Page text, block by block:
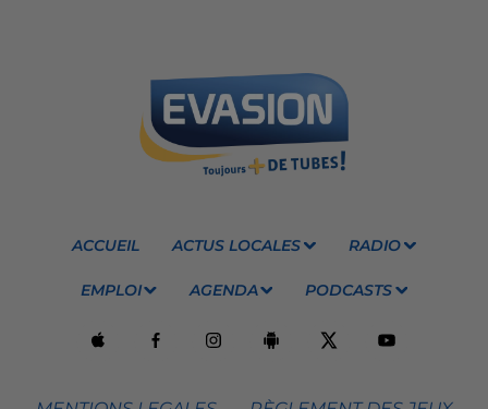
ACCUEIL ACTUS LOCALES RADIO
EMPLOI AGENDA PODCASTS